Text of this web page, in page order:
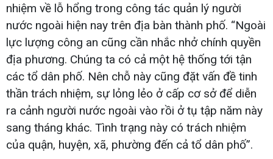
nhiệm về lỗ hổng trong công tác quản lý người
nước ngoài hiện nay trên địa bàn thành phố. “Ngoài
lực lượng công an cũng cần nhắc nhở chính quyền
địa phương. Chúng ta có cả một hệ thống tới tận
các tổ dân phố. Nên chỗ này cũng đặt vấn đề tinh
thần trách nhiệm, sự lỏng lẻo ở cấp cơ sở để diễn
ra cảnh người nước ngoài vào rồi ở tụ tập năm này
sang tháng khác. Tình trạng này có trách nhiệm
của quận, huyện, xã, phường đến cả tổ dân phố”.